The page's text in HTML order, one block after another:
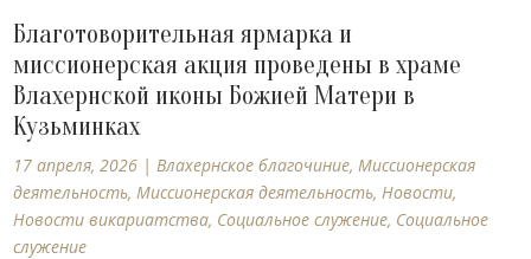
Благотоворительная ярмарка и
миссионерская акция проведены в храме
Влахернской иконы Божией Матери в
Кузьминках
17 апреля, 2026 | Влахернское благочиние, Миссионерская
деятельность, Миссионерская деятельность, Новости,
Новости викариатства, Социальное служение, Социальное
служение